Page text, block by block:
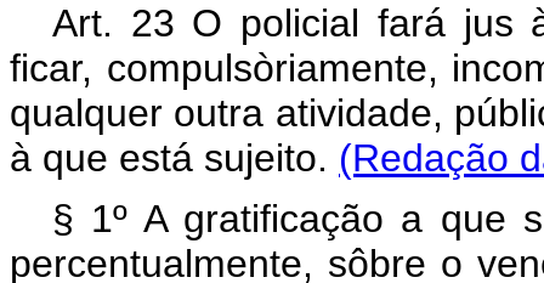
Art. 23 O policial fará jus
ficar, compulsòriamente,
qualquer outra atividade,
à que está sujeito. (Redação
§ 1º A gratificação a que
percentualmente, sôbre o